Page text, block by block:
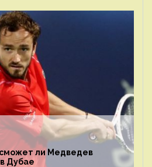
ли Медведев
Дубае